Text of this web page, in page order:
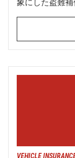
象にした盗難補
VEHICLE